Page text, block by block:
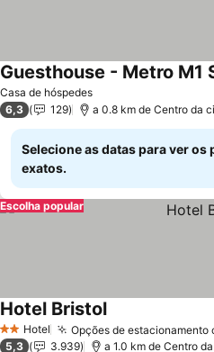
Casa de hóspedes
Guesthouse - Metro M1
6,3 129 a 0.8 km de Centro da
Selecione as datas para ver os
exatos.
Escolha popular
2 Estrelas
Hotel Opções de estacionamento
Hotel Bristol
5,3 3.939 a 1.0 km de Centro